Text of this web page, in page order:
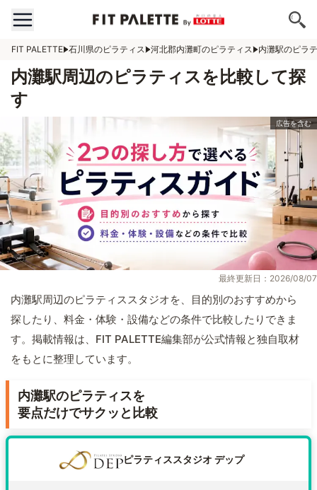
FIT PALETTE 石川県のピラティス 河北郡内灘町のピラティス 内灘駅のピラ
内灘駅周辺のピラティスを比較して探
す
最終更新日：2026/08/07
内灘駅周辺のピラティススタジオを、目的別のおすすめから
探したり、料金・体験・設備などの条件で比較したりできま
す。掲載情報は、FIT PALETTE編集部が公式情報と独自取材
をもとに整理しています。
内灘駅のピラティスを
要点だけでサクッと比較
ピラティススタジオ デップ